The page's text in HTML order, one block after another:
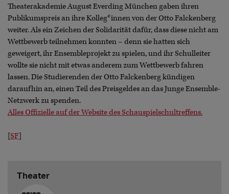
Theaterakademie August Everding München gaben ihren
Publikumspreis an ihre Kolleg*innen von der Otto Falckenberg
weiter. Als ein Zeichen der Solidarität dafür, dass diese nicht am
Wettbewerb teilnehmen konnten – denn sie hatten sich
geweigert, ihr Ensembleprojekt zu spielen, und ihr Schulleiter
wollte sie nicht mit etwas anderem zum Wettbewerb fahren
lassen. Die Studierenden der Otto Falckenberg kündigen
daraufhin an, einen Teil des Preisgeldes an das Junge Ensemble-
Netzwerk zu spenden.
Alles Offizielle auf der Website des Schauspielschultreffens.
[SF]
Theater